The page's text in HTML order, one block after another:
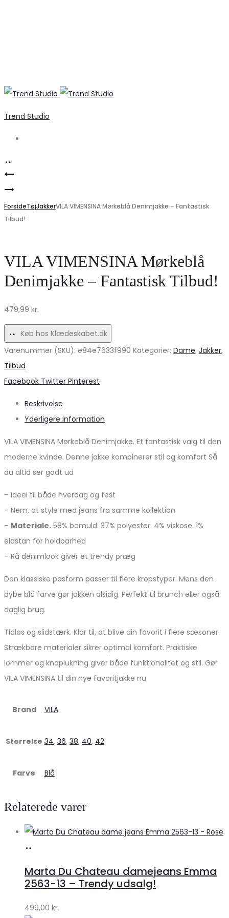
Trend Studio
Product
navigation
plissekjole
fra
Chateau
–
Klassisk
VERO
MODA
Moonbeam
på
ForsideTøjJakkerVILA VIMENSINA Mørkeblå Denimjakke – Fantastisk
Tilbud!
VILA VIMENSINA Mørkeblå
Denimjakke – Fantastisk Tilbud!
479,99 kr.
Køb hos Klædeskabet.dk
Varenummer (SKU): e84e7633f990 Kategorier: Dame, Jakker,
Tilbud
Share
Facebook Twitter Pinterest
Beskrivelse
Yderligere information
VILA VIMENSINA Mørkeblå Denimjakke. Et fantastisk valg til den
moderne kvinde. Denne jakke kombinerer stil og komfort Så
du altid ser godt ud
– Ideel til både hverdag og fest
– Nem, at style med jeans fra samme kollektion
– Materiale. 58% bomuld. 37% polyester. 4% viskose. 1%
elastan for holdbarhed
– Rå denimlook giver et trendy præg
Den klassiske pasform passer til flere kropstyper. Mens den
dybe blå farve gør jakken alsidig. Perfekt til brunch eller også
daglig brug.
Tidløs og slidstærk. Klar til, at blive din favorit i flere sæsoner.
Strækbare materialer sikrer optimal komfort. Praktiske
lommer og knaplukning giver både funktionalitet og stil. Gør
VILA VIMENSINA til din nye favoritjakke nu
Brand VILA
Størrelse 34, 36, 38, 40, 42
Farve Blå
Relaterede varer
Klædeskabet.dk
Marta Du Chateau damejeans Emma
2563-13 – Trendy udsalg!
499,00 kr.